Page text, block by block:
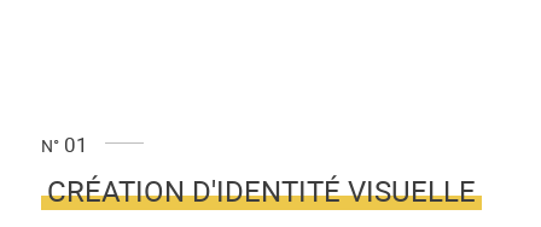
N° 01
CRÉATION D'IDENTITÉ VISUELLE